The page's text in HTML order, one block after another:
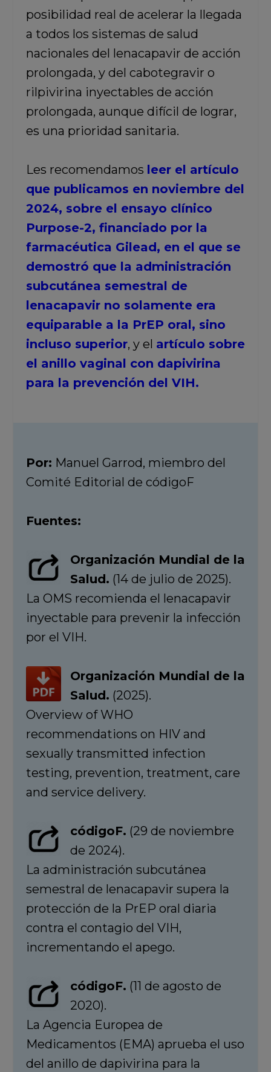
posibilidad real de acelerar la llegada
a todos los sistemas de salud
nacionales del lenacapavir de acción
prolongada, y del cabotegravir o
rilpivirina inyectables de acción
prolongada, aunque difícil de lograr,
es una prioridad sanitaria.
Les recomendamos leer el artículo
que publicamos en noviembre del
2024, sobre el ensayo clínico
Purpose-2, financiado por la
farmacéutica Gilead, en el que se
demostró que la administración
subcutánea semestral de
lenacapavir no solamente era
equiparable a la PrEP oral, sino
incluso superior, y el artículo sobre
el anillo vaginal con dapivirina
para la prevención del VIH.
Por: Manuel Garrod, miembro del
Comité Editorial de códigoF
Fuentes:
Organización Mundial de la
Salud. (14 de julio de 2025).
La OMS recomienda el lenacapavir
inyectable para prevenir la infección
por el VIH.
Organización Mundial de la
Salud. (2025).
Overview of WHO
recommendations on HIV and
sexually transmitted infection
testing, prevention, treatment, care
and service delivery.
códigoF. (29 de noviembre
de 2024).
La administración subcutánea
semestral de lenacapavir supera la
protección de la PrEP oral diaria
contra el contagio del VIH,
incrementando el apego.
códigoF. (11 de agosto de
2020).
La Agencia Europea de
Medicamentos (EMA) aprueba el uso
del anillo de dapivirina para la